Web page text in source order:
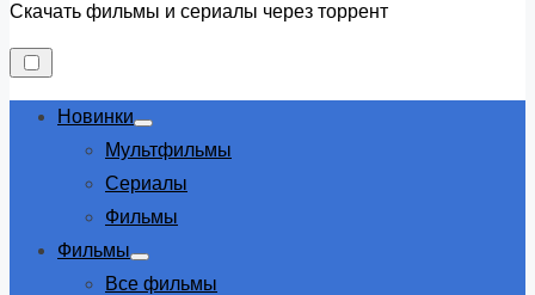
Скачать фильмы и сериалы через торрент
Новинки
Show
sub
Мультфильмы
Сериалы
Фильмы
Фильмы
Show
sub
Все фильмы